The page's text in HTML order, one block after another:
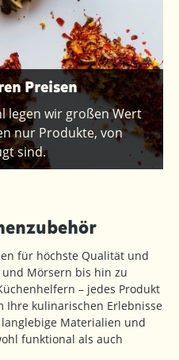
Preisen
legen wir großen Wert
nur Produkte, von
sind.
für höchste Qualität und
Mörsern bis hin zu
– jedes Produkt
Ihre kulinarischen Erlebnisse
Materialien und
funktional als auch